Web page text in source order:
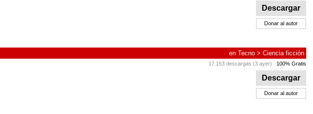
Descargar
Donar al autor
en Tecno > Ciencia ficción
17.153 descargas (3 ayer) 100% Gratis
Descargar
Donar al autor